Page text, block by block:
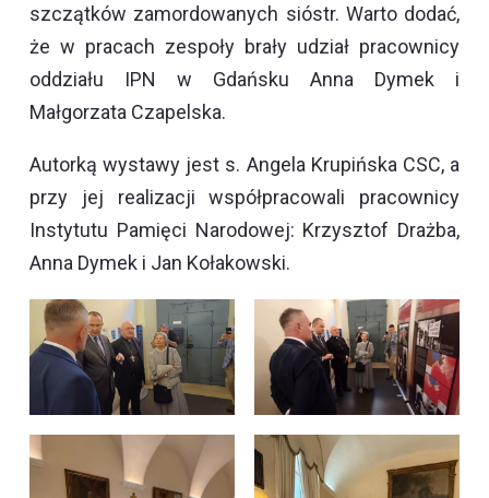
szczątków zamordowanych sióstr. Warto dodać,
że w pracach zespoły brały udział pracownicy
oddziału IPN w Gdańsku Anna Dymek i
Małgorzata Czapelska.
Autorką wystawy jest s. Angela Krupińska CSC, a
przy jej realizacji współpracowali pracownicy
Instytutu Pamięci Narodowej: Krzysztof Drażba,
Anna Dymek i Jan Kołakowski.